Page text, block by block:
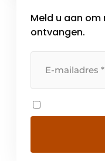
Meld u aan
ontvangen.